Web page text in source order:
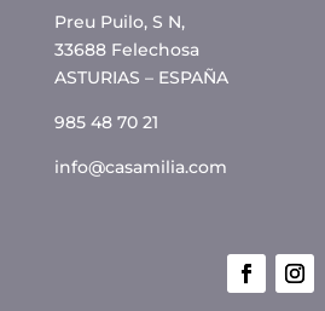
Preu Puilo, S N,
33688 Felechosa
ASTURIAS – ESPAÑA
985 48 70 21
info@casamilia.com